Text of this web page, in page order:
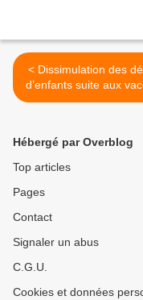
< Dissimulation des décès
d’enfants suite aux
ARNm COVID aux
Hébergé par Overblog
Top articles
Pages
Contact
Signaler un abus
C.G.U.
Cookies et données